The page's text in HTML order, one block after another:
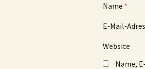
Name *
E-Mail-
Website
Name,